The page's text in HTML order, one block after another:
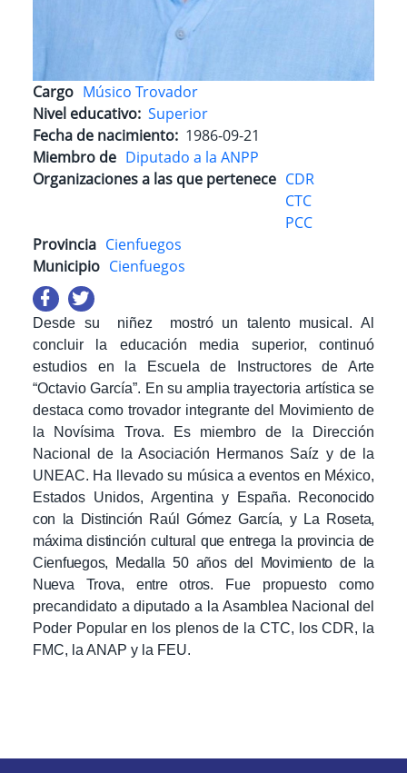
Cargo Músico Trovador
Nivel educativo Superior
Fecha de nacimiento 1986-09-21
Miembro de Diputado a la ANPP
Organizaciones a las que pertenece CDR
CTC
PCC
Provincia Cienfuegos
Municipio Cienfuegos
Desde su niñez mostró un talento musical. Al
concluir la educación media superior, continuó
estudios en la Escuela de Instructores de Arte
“Octavio García”. En su amplia trayectoria artística se
destaca como trovador integrante del Movimiento de
la Novísima Trova. Es miembro de la Dirección
Nacional de la Asociación Hermanos Saíz y de la
UNEAC. Ha llevado su música a eventos en México,
Estados Unidos, Argentina y España. Reconocido
con la Distinción Raúl Gómez García, y La Roseta,
máxima distinción cultural que entrega la provincia de
Cienfuegos, Medalla 50 años del Movimiento de la
Nueva Trova, entre otros.
Fue propuesto como
precandidato a diputado a la Asamblea Nacional del
Poder Popular en los plenos de la CTC, los CDR, la
FMC, la ANAP y la FEU.